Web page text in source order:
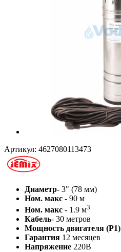
Артикул: 4627080113473
Диаметр- 3" (78 мм)
Ном. макс - 90 м
Ном. макс - 1.9 м3
Кабель- 30 метров
Мощность двигателя (P1)
Гарантия 12 месяцев
Напряжение 220В